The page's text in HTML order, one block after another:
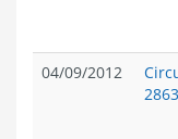
04/09/2012
2863